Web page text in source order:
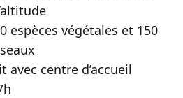
espèces végétales et 150
avec centre d’accueil